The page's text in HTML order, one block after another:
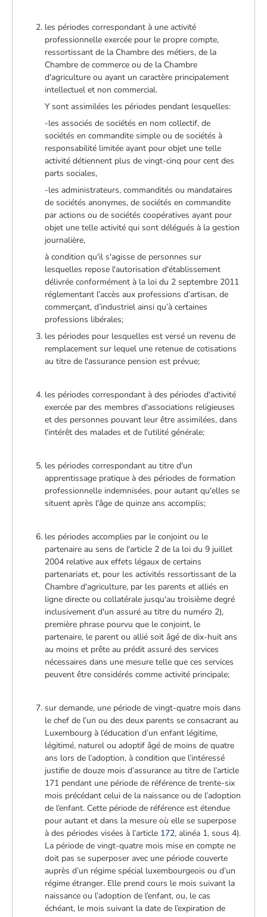
les périodes correspondant à une activité
professionnelle exercée pour le propre compte,
ressortissant de la Chambre des métiers, de la
Chambre de commerce ou de la Chambre
d'agriculture ou ayant un caractère principalement
intellectuel et non commercial.
Y sont assimilées les périodes pendant lesquelles:
-les associés de sociétés en nom collectif, de
sociétés en commandite simple ou de sociétés à
responsabilité limitée ayant pour objet une telle
activité détiennent plus de vingt-cinq pour cent des
parts sociales,
-les administrateurs, commandités ou mandataires
de sociétés anonymes, de sociétés en commandite
par actions ou de sociétés coopératives ayant pour
objet une telle activité qui sont délégués à la gestion
journalière,
à condition qu'il s'agisse de personnes sur
lesquelles repose l'autorisation d'établissement
délivrée conformément à la loi du 2 septembre 2011
réglementant l’accès aux professions d’artisan, de
commerçant, d’industriel ainsi qu’à certaines
professions libérales;
les périodes pour lesquelles est versé un revenu de
remplacement sur lequel une retenue de cotisations
au titre de l'assurance pension est prévue;
les périodes correspondant à des périodes d'activité
exercée par des membres d'associations religieuses
et des personnes pouvant leur être assimilées, dans
l'intérêt des malades et de l'utilité générale;
les périodes correspondant au titre d'un
apprentissage pratique à des périodes de formation
professionnelle indemnisées, pour autant qu'elles se
situent après l'âge de quinze ans accomplis;
les périodes accomplies par le conjoint ou le
partenaire au sens de l'article 2 de la loi du 9 juillet
2004 relative aux effets légaux de certains
partenariats et, pour les activités ressortissant de la
Chambre d'agriculture, par les parents et alliés en
ligne directe ou collatérale jusqu'au troisième degré
inclusivement d'un assuré au titre du numéro 2),
première phrase pourvu que le conjoint, le
partenaire, le parent ou allié soit âgé de dix-huit ans
au moins et prête au prédit assuré des services
nécessaires dans une mesure telle que ces services
peuvent être considérés comme activité principale;
sur demande, une période de vingt-quatre mois dans
le chef de l’un ou des deux parents se consacrant au
Luxembourg à l’éducation d’un enfant légitime,
légitimé, naturel ou adoptif âgé de moins de quatre
ans lors de l’adoption, à condition que l’intéressé
justifie de douze mois d’assurance au titre de l’article
171 pendant une période de référence de trente-six
mois précédant celui de la naissance ou de l’adoption
de l’enfant. Cette période de référence est étendue
pour autant et dans la mesure où elle se superpose
à des périodes visées à l’article 172, alinéa 1, sous 4).
La période de vingt-quatre mois mise en compte ne
doit pas se superposer avec une période couverte
auprès d’un régime spécial luxembourgeois ou d’un
régime étranger. Elle prend cours le mois suivant la
naissance ou l’adoption de l’enfant, ou, le cas
échéant, le mois suivant la date de l’expiration de